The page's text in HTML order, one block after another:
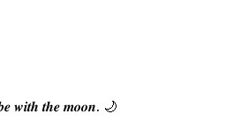
𝒘𝒊𝒕𝒉 𝒕𝒉𝒆 𝒎𝒐𝒐𝒏. 🌙